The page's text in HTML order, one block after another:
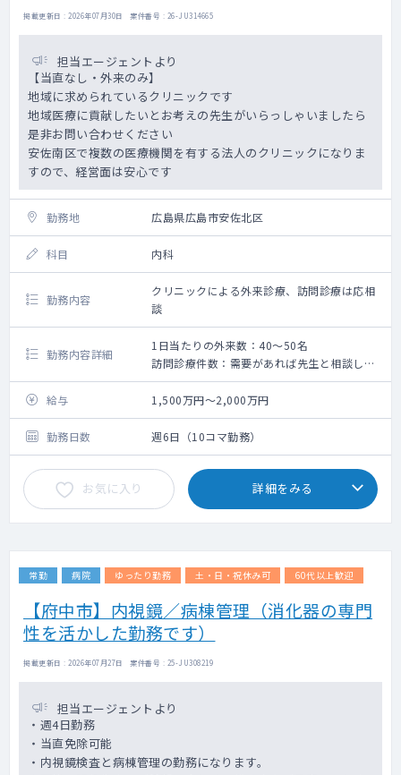
掲載更新日 : 2026年07月30日 案件番号 : 26-JU314665
担当エージェントより
【当直なし・外来のみ】
地域に求められているクリニックです
地域医療に貢献したいとお考えの先生がいらっしゃいましたら
是非お問い合わせください
安佐南区で複数の医療機関を有する法人のクリニックになりま
すので、経営面は安心です
勤務地 広島県広島市安佐北区
科目 内科
勤務内容
クリニックによる外来診療、訪問診療は応相
談
勤務内容詳細
1日当たりの外来数：40～50名
訪問診療件数：需要があれば先生と相談しつ
つ対応
午前診｜月～土
午後診｜月・火・水・金
※土曜日は無しとすることもご相談可能です
給与 1,500万円～2,000万円
勤務日数 週6日（10コマ勤務）
お気に入り 詳細をみる
常勤 病院 ゆったり勤務 土・日・祝休み可 60代以上歓迎
【府中市】内視鏡／病棟管理（消化器の専門
性を活かした勤務です）
掲載更新日 : 2026年07月27日 案件番号 : 25-JU308219
担当エージェントより
・週4日勤務
・当直免除可能
・内視鏡検査と病棟管理の勤務になります。